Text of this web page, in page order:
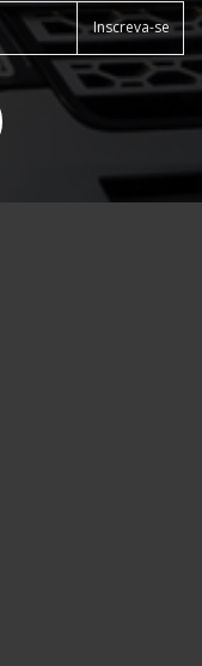
Inscreva-se